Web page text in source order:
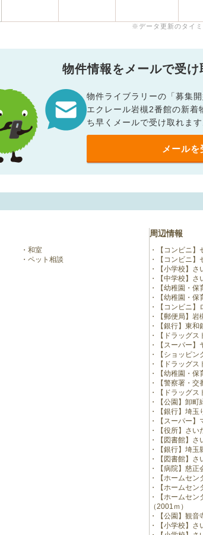
※データ更新のタイミ
物件情報をメールで受け
物件ライブラリーの「募集
エクレール岩槻2番館の新着
ち早くメールで受け取れます
メール
和室
ペット相談
周辺情報
【コンビニ
【コンビニ
【小学校】
【中学校】
【幼稚園・
【幼稚園・
【コンビニ
【郵便局】
【銀行】東
【ドラッグ
【スーパー
【ショッピ
【ドラッグ
【幼稚園・
【警察署・
【ドラッグ
【公園】卸
【銀行】埼
【スーパー
【役所】さ
【図書館】
【銀行】埼
【図書館】
【病院】慈
【ホームセ
【ホームセ
【ホームセ
（2001ｍ）
【公園】観
【小学校】